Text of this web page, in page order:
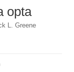
opta
L. Greene